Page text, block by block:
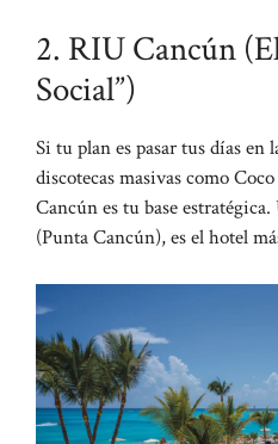
2. RIU Cancún
Social”)
Si tu plan es pasar tus días en
discotecas masivas como
Cancún es tu base
(Punta Cancún), es el hotel